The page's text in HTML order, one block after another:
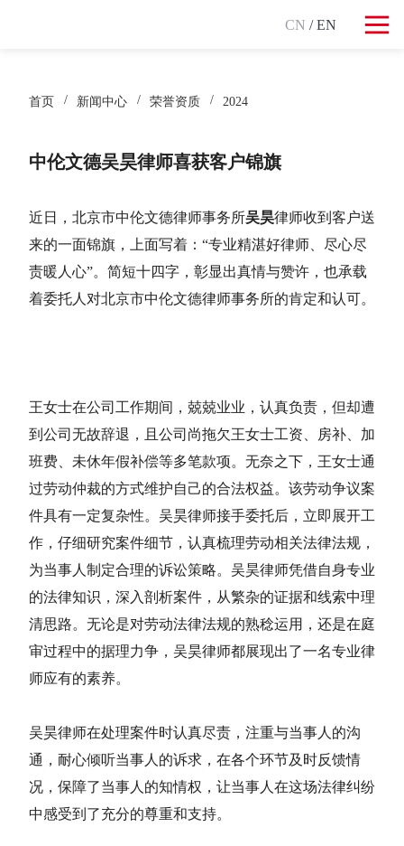
CN / EN
首页 新闻中心 荣誉资质 2024
中伦文德吴昊律师喜获客户锦旗
近日，北京市中伦文德律师事务所吴昊律师收到客户送
来的一面锦旗，上面写着：“专业精湛好律师、尽心尽
责暖人心”。简短十四字，彰显出真情与赞许，也承载
着委托人对北京市中伦文德律师事务所的肯定和认可。
王女士在公司工作期间，兢兢业业，认真负责，但却遭
到公司无故辞退，且公司尚拖欠王女士工资、房补、加
班费、未休年假补偿等多笔款项。无奈之下，王女士通
过劳动仲裁的方式维护自己的合法权益。该劳动争议案
件具有一定复杂性。吴昊律师接手委托后，立即展开工
作，仔细研究案件细节，认真梳理劳动相关法律法规，
为当事人制定合理的诉讼策略。吴昊律师凭借自身专业
的法律知识，深入剖析案件，从繁杂的证据和线索中理
清思路。无论是对劳动法律法规的熟稔运用，还是在庭
审过程中的据理力争，吴昊律师都展现出了一名专业律
师应有的素养。
吴昊律师在处理案件时认真尽责，注重与当事人的沟
通，耐心倾听当事人的诉求，在各个环节及时反馈情
况，保障了当事人的知情权，让当事人在这场法律纠纷
中感受到了充分的尊重和支持。